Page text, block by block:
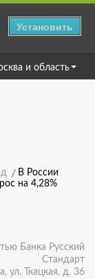
Установить
и область
В России
на 4,28%
Банка Русский
Стандарт
ул. Ткацкая, д. 36